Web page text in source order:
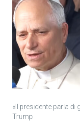
«Il presidente parla
Trump